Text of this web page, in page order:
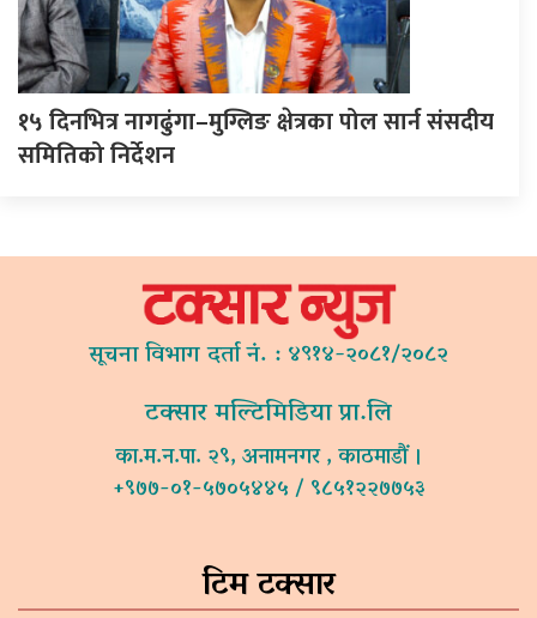
१५ दिनभित्र नागढुंगा–मुग्लिङ क्षेत्रका पोल सार्न संसदीय
समितिको निर्देशन
सूचना विभाग दर्ता नं. : ४९१४-२०८१/२०८२
टक्सार मल्टिमिडिया प्रा.लि
का.म.न.पा. २९, अनामनगर , काठमाडौं ।
+९७७-०१-५७०५४४५ / ९८५१२२७७५३
टिम टक्सार